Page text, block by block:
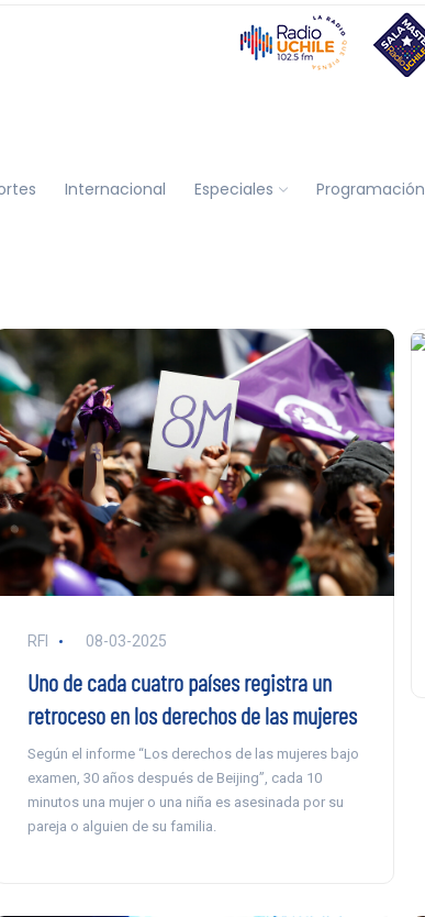
Internacional Especiales Programación
RFI 08-03-2025
Uno de cada cuatro países registra un
retroceso en los derechos de las mujeres
Según el informe “Los derechos de las mujeres bajo
examen, 30 años después de Beijing”, cada 10
minutos una mujer o una niña es asesinada por su
pareja o alguien de su familia.